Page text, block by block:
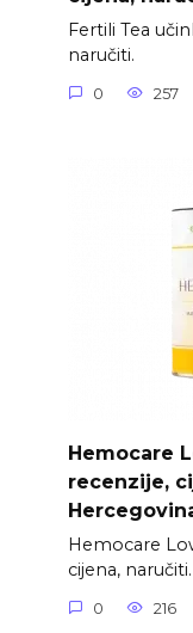
Fertili Tea
naručiti.
0 257
Hemocare
recenzije,
Hemocare
cijena, naručiti.
0 216